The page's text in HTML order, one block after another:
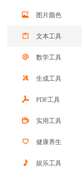
图片颜色
文本工具
数学工具
生成工具
PDF工具
实用工具
健康养生
娱乐工具